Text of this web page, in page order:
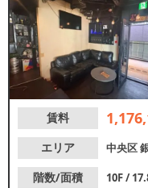
賃料
エリア
中央区
階数/面積
10F /